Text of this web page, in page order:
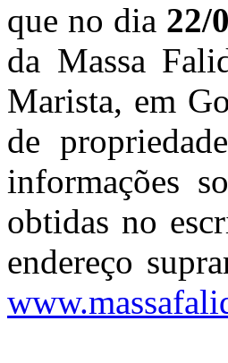
que no dia 22/
da Massa
Marista, em
de
informações
obtidas no
endereço